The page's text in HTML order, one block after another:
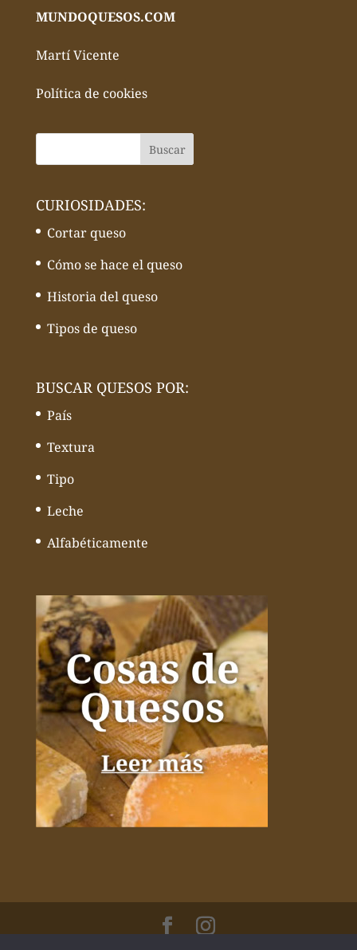
MUNDOQUESOS.COM
Martí Vicente
Política de cookies
CURIOSIDADES:
Cortar queso
Cómo se hace el queso
Historia del queso
Tipos de queso
BUSCAR QUESOS POR:
País
Textura
Tipo
Leche
Alfabéticamente